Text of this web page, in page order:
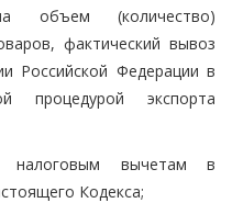
объем (количество)
фактический вывоз
Российской Федерации в
процедурой экспорта
налоговым вычетам в
Кодекса;